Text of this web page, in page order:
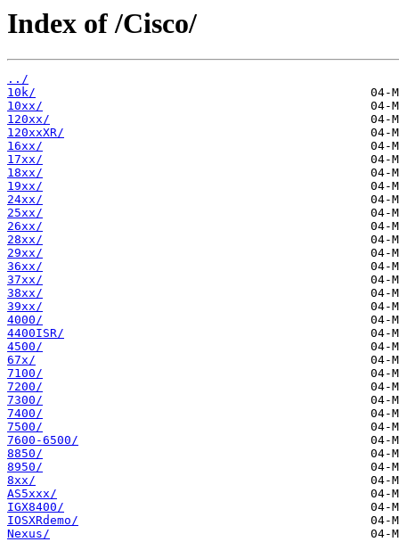
Index of /Cisco/
../
10k/
10xx/
120xx/
120xxXR/
16xx/
17xx/
18xx/
19xx/
24xx/
25xx/
26xx/
28xx/
29xx/
36xx/
37xx/
38xx/
39xx/
4000/
4400ISR/
4500/
67x/
7100/
7200/
7300/
7400/
7500/
7600-6500/
8850/
8950/
8xx/
AS5xxx/
IGX8400/
IOSXRdemo/
Nexus/